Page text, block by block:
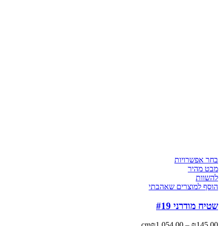
בחר אפשרויות
מבט מהיר
להשוות
הוסף למוצרים שאהבתי
שטיח מודרני #19